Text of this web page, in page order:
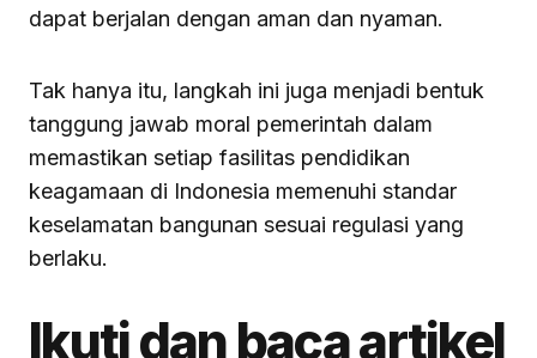
dapat berjalan dengan aman dan nyaman.
Tak hanya itu, langkah ini juga menjadi bentuk
tanggung jawab moral pemerintah dalam
memastikan setiap fasilitas pendidikan
keagamaan di Indonesia memenuhi standar
keselamatan bangunan sesuai regulasi yang
berlaku.
Ikuti dan baca artikel